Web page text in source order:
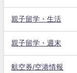
親子留学・生活
親子留学・週末
航空券/空港情報